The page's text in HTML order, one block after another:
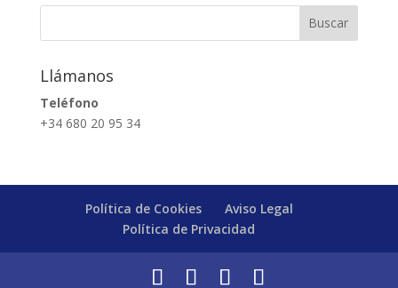
Llámanos
Teléfono
+34 680 20 95 34
Política de Cookies
Aviso Legal
Política de Privacidad